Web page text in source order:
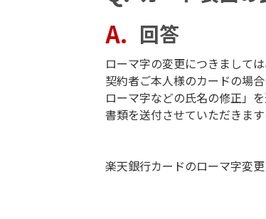
回答
ローマ字の変更につきまして
契約者ご本人様のカードの場
ローマ字などの氏名の修正」
書類を送付させていただきま
楽天銀行カードのローマ字変